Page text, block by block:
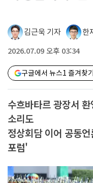
김근욱 기자 한
2026.07.09 오후 03:34
구글에서 뉴스1 즐겨찾기
수흐바타르 광장서
소리도
정상회담 이어 공동
포럼'